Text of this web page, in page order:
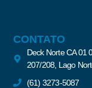
CONTATO
Deck Norte CA 01
207/208, Lago
(61) 3273-5087